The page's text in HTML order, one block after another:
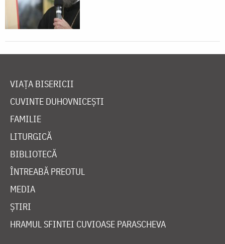
VIAȚA BISERICII
CUVINTE DUHOVNICEȘTI
FAMILIE
LITURGICĂ
BIBLIOTECĂ
ÎNTREABĂ PREOTUL
MEDIA
ȘTIRI
HRAMUL SFINTEI CUVIOASE PARASCHEVA